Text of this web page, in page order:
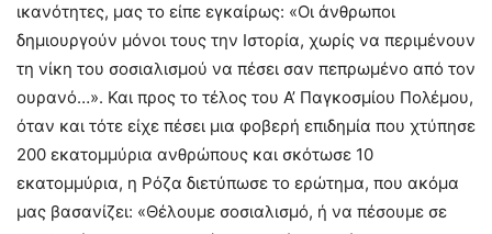
ικανότητες, μας το είπε εγκαίρως: «Οι άνθρωποι
δημιουργούν μόνοι τους την Ιστορία, χωρίς να περιμένουν
τη νίκη του σοσιαλισμού να πέσει σαν πεπρωμένο από τον
ουρανό…». Και προς το τέλος του Α’ Παγκοσμίου Πολέμου,
όταν και τότε είχε πέσει μια φοβερή επιδημία που χτύπησε
200 εκατομμύρια ανθρώπους και σκότωσε 10
εκατομμύρια, η Ρόζα διετύπωσε το ερώτημα, που ακόμα
μας βασανίζει: «Θέλουμε σοσιαλισμό, ή να πέσουμε σε